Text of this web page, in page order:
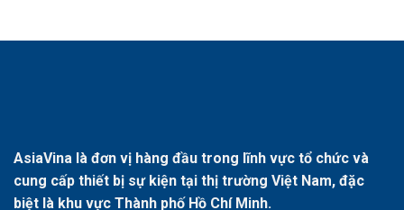
AsiaVina là đơn vị hàng đầu trong lĩnh vực tổ chức và
cung cấp thiết bị sự kiện tại thị trường Việt Nam, đặc
biệt là khu vực Thành phố Hồ Chí Minh.